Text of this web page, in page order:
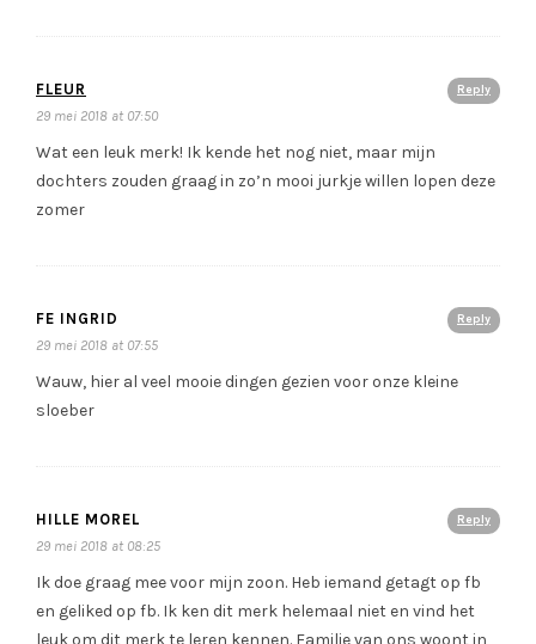
Reply
FLEUR
29 mei 2018 at 07:50
Wat een leuk merk! Ik kende het nog niet, maar mijn
dochters zouden graag in zo’n mooi jurkje willen lopen deze
zomer
Reply
FE INGRID
29 mei 2018 at 07:55
Wauw, hier al veel mooie dingen gezien voor onze kleine
sloeber
Reply
HILLE MOREL
29 mei 2018 at 08:25
Ik doe graag mee voor mijn zoon. Heb iemand getagt op fb
en geliked op fb. Ik ken dit merk helemaal niet en vind het
leuk om dit merk te leren kennen. Familie van ons woont in